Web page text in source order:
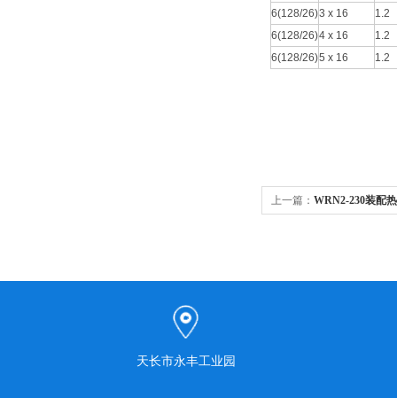
6(128/26)3 x 16
1.2
6(128/26)4 x 16
1.2
6(128/26)5 x 16 1.2
上一篇： WRN2-230装配
天长市永丰工业园